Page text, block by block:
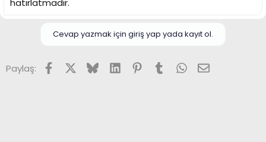
hatırlatmadır.
Cevap yazmak için giriş yap yada kayıt ol.
Paylaş: FacebookX (Twitter)
BlueskyLinkedInPinterest
TumblrWhatsApp
E-posta